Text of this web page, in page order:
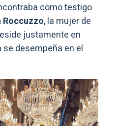
como testigo
, la mujer de
justamente en
se desempeña en el